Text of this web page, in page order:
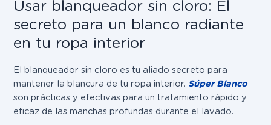
Usar blanqueador sin cloro: El
secreto para un blanco radiante
en tu ropa interior
El blanqueador sin cloro es tu aliado secreto para
mantener la blancura de tu ropa interior. Súper Blanco
son prácticas y efectivas para un tratamiento rápido y
eficaz de las manchas profundas durante el lavado.